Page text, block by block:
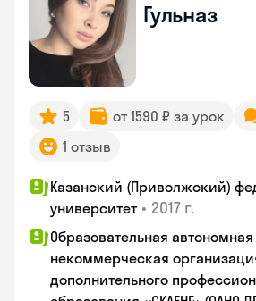
Гульназ
5 от 1590 ₽ за урок
1 отзыв
Казанский (Приволжский)
университет • 2017 г.
Образовательная автономная
некоммерческая
дополнительного